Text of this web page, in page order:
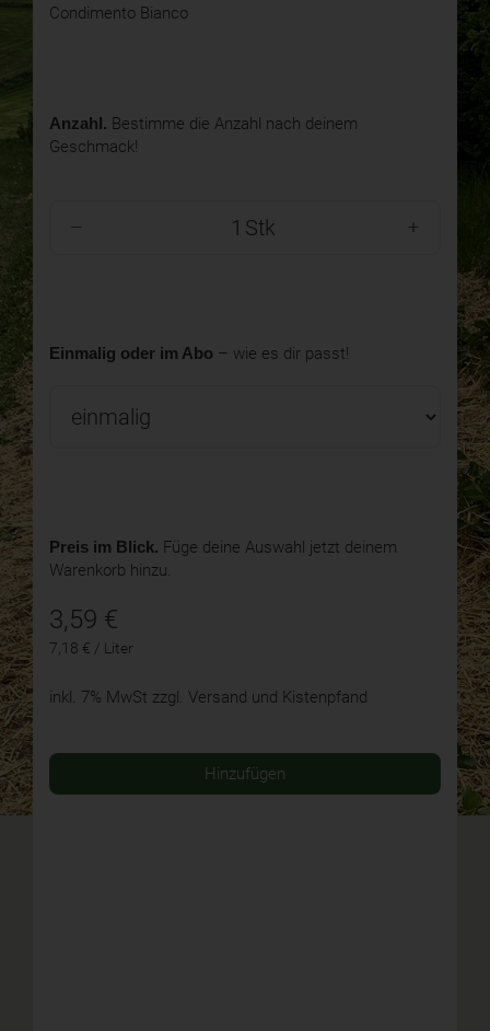
Condimento Bianco
Anzahl. Bestimme die Anzahl nach deinem
Geschmack!
Stk
Einmalig oder im Abo – wie es dir passt!
Preis im Blick. Füge deine Auswahl jetzt deinem
Warenkorb hinzu.
3,59 €
7,18 € / Liter
inkl. 7% MwSt zzgl. Versand und Kistenpfand
Hinzufügen